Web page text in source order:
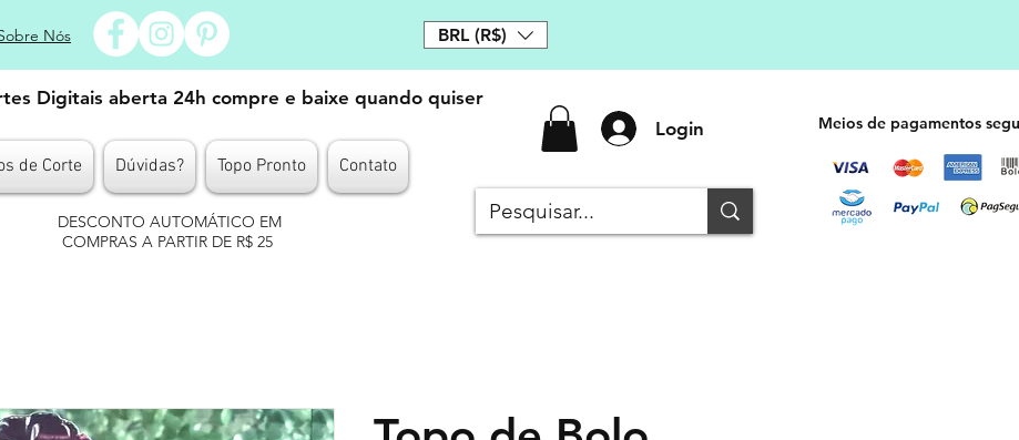
Nós BRL (R$)
Digitais aberta 24h compre e baixe quando quiser
de Corte Dúvidas? Topo Pronto Contato
Login
DESCONTO AUTOMÁTICO EM
COMPRAS A PARTIR DE R$ 25
Meios de pagamentos